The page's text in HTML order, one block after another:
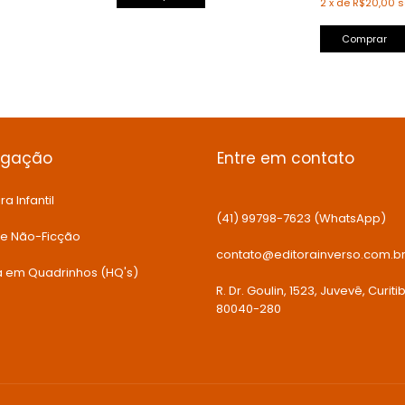
Comprar
Infantil
Não-Ficção
em Quadrinhos (HQ's)
Entre em contato
(41) 99798-7623 (WhatsApp)
contato@editorainverso.com.br
R. Dr. Goulin, 1523, Juvevê,
80040-280